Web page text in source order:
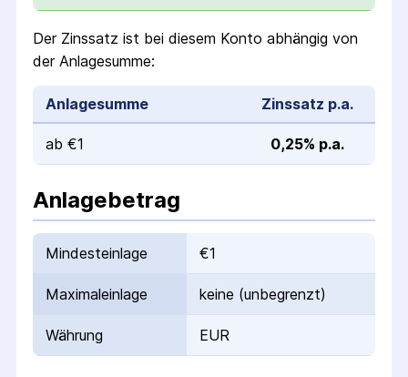
Der Zinssatz ist bei diesem Konto abhängig von
der Anlagesumme:
Anlagesumme Zinssatz p.a.
ab €1 0,25% p.a.
Anlagebetrag
Mindesteinlage €1
Maximaleinlage keine (unbegrenzt)
Währung EUR